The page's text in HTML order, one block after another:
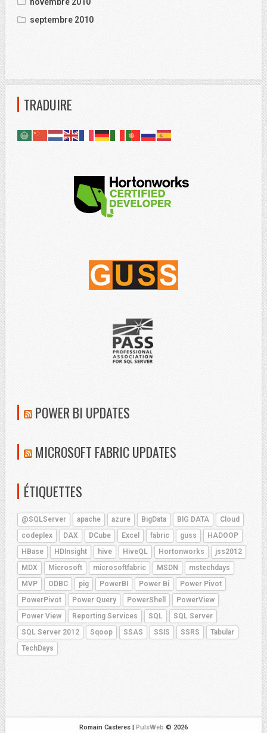
septembre 2010
TRADUIRE
POWER BI UPDATES
MICROSOFT FABRIC UPDATES
ÉTIQUETTES
@SQLServer apache azure BigData BIG DATA
Cloud
codeplex
DAX DCube Excel fabric guss
HADOOP
HBase
HDInsight hive HiveQL Hortonworks
jss2012
MDX
Microsoft microsoftfabric MSDN
mstechdays
MVP
ODBC pig PowerBI Power Bi
Power Pivot
PowerPivot
Power Query PowerShell
PowerView
Power View
Reporting Services SQL
SQL Server
SQL Server 2012
Sqoop SSAS SSIS SSRS
Tabular
TechDays
Romain Casteres | PulsWeb © 2026